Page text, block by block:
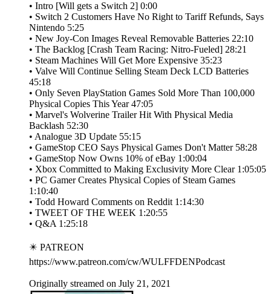
• Intro [Will gets a Switch 2] 0:00
• Switch 2 Customers Have No Right to Tariff Refunds, Says
Nintendo 5:25
• New Joy-Con Images Reveal Removable Batteries 22:10
• The Backlog [Crash Team Racing: Nitro-Fueled] 28:21
• Steam Machines Will Get More Expensive 35:23
• Valve Will Continue Selling Steam Deck LCD Batteries
45:18
• Only Seven PlayStation Games Sold More Than 100,000
Physical Copies This Year 47:05
• Marvel's Wolverine Trailer Hit With Physical Media
Backlash 52:30
• Analogue 3D Update 55:15
• GameStop CEO Says Physical Games Don't Matter 58:28
• GameStop Now Owns 10% of eBay 1:00:04
• Xbox Committed to Making Exclusivity More Clear 1:05:05
• PC Gamer Creates Physical Copies of Steam Games
1:10:40
• Todd Howard Comments on Reddit 1:14:30
• TWEET OF THE WEEK 1:20:55
• Q&A 1:25:18
✴️ PATREON
https://www.patreon.com/cw/WULFFDENPodcast
Originally streamed on July 21, 2021